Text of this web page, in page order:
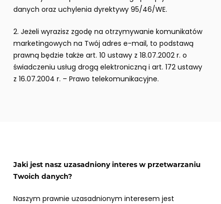
danych oraz uchylenia dyrektywy 95/46/WE.
2. Jeżeli wyrazisz zgodę na otrzymywanie komunikatów
marketingowych na Twój adres e-mail, to podstawą
prawną będzie także art. 10 ustawy z 18.07.2002 r. o
świadczeniu usług drogą elektroniczną i art. 172 ustawy
z 16.07.2004 r. – Prawo telekomunikacyjne.
Jaki jest nasz uzasadniony interes w przetwarzaniu
Twoich danych?
Naszym prawnie uzasadnionym interesem jest